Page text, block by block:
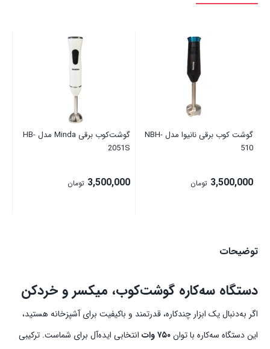
گوشت کوب برقی نانیوا مدل NBH-
510
3,500,000 تومان
گوشت‌کوب برقی Minda مدل HB-
2051S
3,500,000 تومان
توضیحات
دستگاه سه‌کاره گوشت‌کوب، میکسر و خردکن
اگر به‌دنبال یک ابزار چندکاره، قدرتمند و باکیفیت برای آشپزخانه هستید،
این دستگاه سه‌کاره با توان۷۵۰ وات
انتخابی ایده‌آل برای شماست. ترکیبی